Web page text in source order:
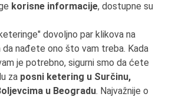
korisne informacije, dostupne su
dovoljno par klikova na
nađete ono što vam treba. Kada
je potrebno, sigurni smo da ćete
za posni ketering u Surčinu,
u Beogradu. Najvažnije o